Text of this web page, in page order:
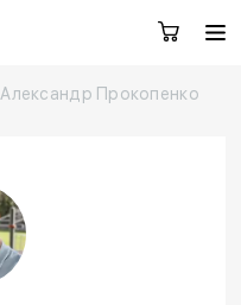
Александр Прокопенко